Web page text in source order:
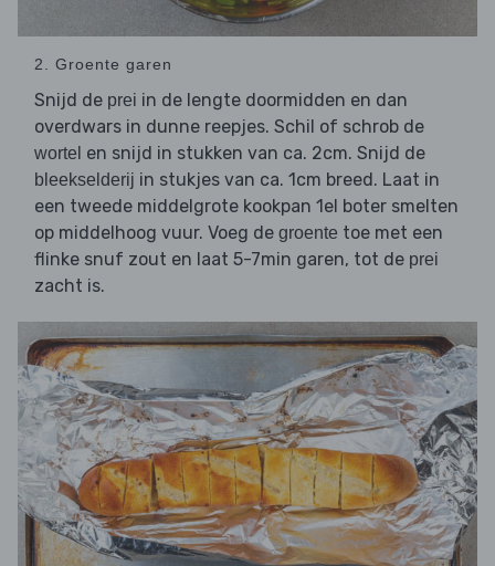
2. Groente garen
Snijd de prei in de lengte doormidden en dan
overdwars in dunne reepjes. Schil of schrob de
wortel en snijd in stukken van ca. 2cm. Snijd de
bleekselderij in stukjes van ca. 1cm breed. Laat in
een tweede middelgrote kookpan 1el boter smelten
op middelhoog vuur. Voeg de groente toe met een
flinke snuf zout en laat 5-7min garen, tot de prei
zacht is.